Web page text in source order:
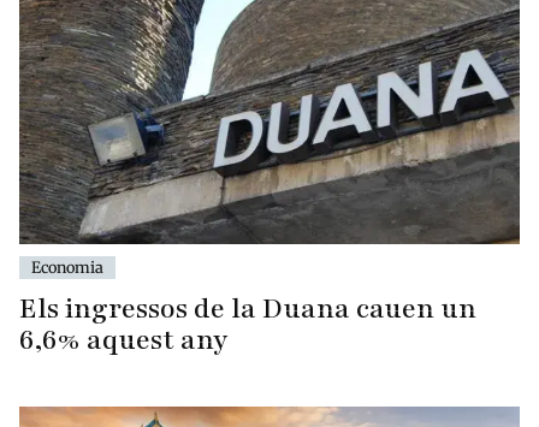
Economia
Els ingressos de la Duana cauen un
6,6% aquest any